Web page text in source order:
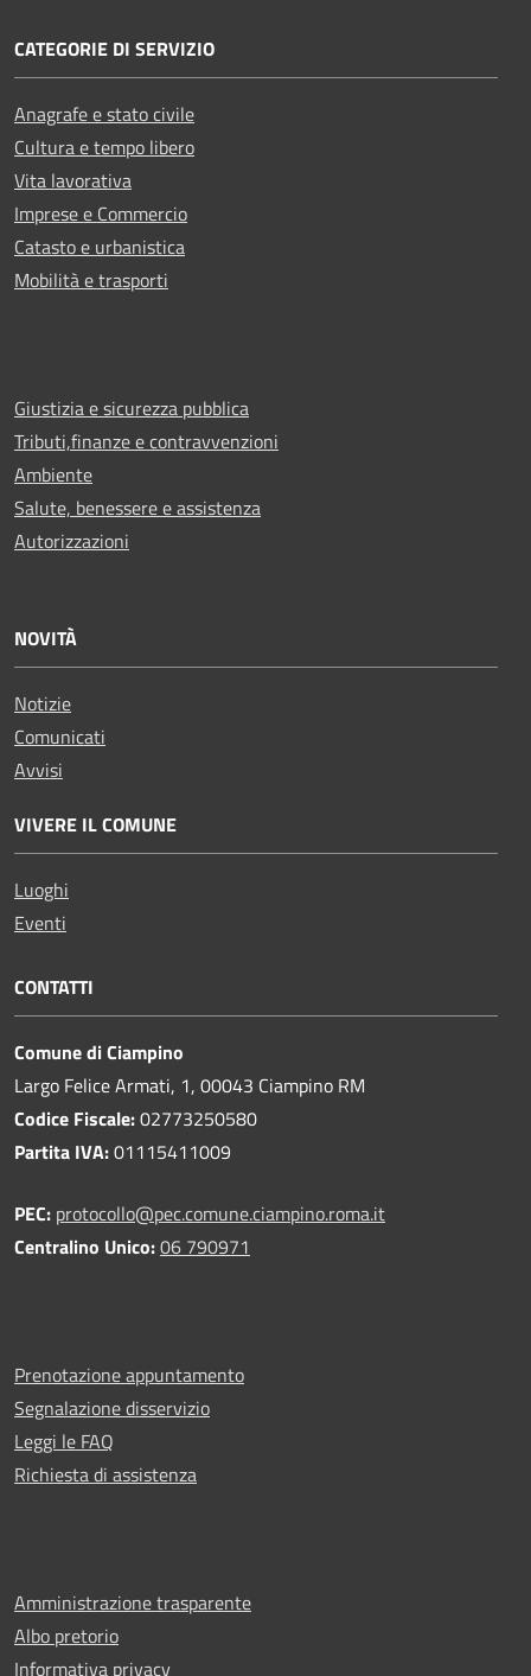
CATEGORIE DI SERVIZIO
Anagrafe e stato civile
Cultura e tempo libero
Vita lavorativa
Imprese e Commercio
Catasto e urbanistica
Mobilità e trasporti
Giustizia e sicurezza pubblica
Tributi,finanze e contravvenzioni
Ambiente
Salute, benessere e assistenza
Autorizzazioni
NOVITÀ
Notizie
Comunicati
Avvisi
VIVERE IL COMUNE
Luoghi
Eventi
CONTATTI
Comune di Ciampino
Largo Felice Armati, 1, 00043 Ciampino RM
Codice Fiscale:02773250580
Partita IVA:01115411009
PEC: protocollo@pec.comune.ciampino.roma.it
Centralino Unico:06 790971
Prenotazione appuntamento
Segnalazione disservizio
Leggi le FAQ
Richiesta di assistenza
Amministrazione trasparente
Albo pretorio
Informativa privacy